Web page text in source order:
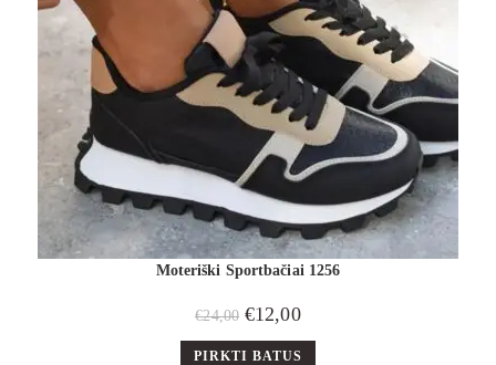
Moteriški Sportbačiai 1256
€24,00 €12,00
PIRKTI BATUS